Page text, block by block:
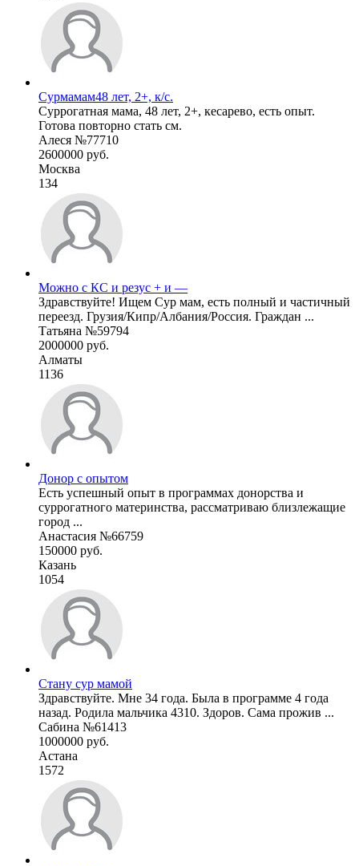
Сурмамам48 лет, 2+, к/с.
Суррогатная мама, 48 лет, 2+, кесарево, есть опыт.
Готова повторно стать см.
Алеся №77710
2600000 руб.
Москва
134
Можно с КС и резус + и —
Здравствуйте! Ищем Сур мам, есть полный и частичный
переезд. Грузия/Кипр/Албания/Россия. Граждан ...
Татьяна №59794
2000000 руб.
Алматы
1136
Донор с опытом
Есть успешный опыт в программах донорства и
суррогатного материнства, рассматриваю близлежащие
город ...
Анастасия №66759
150000 руб.
Казань
1054
Стану сур мамой
Здравствуйте. Мне 34 года. Была в программе 4 года
назад. Родила мальчика 4310. Здоров. Сама прожив ...
Сабина №61413
1000000 руб.
Астана
1572